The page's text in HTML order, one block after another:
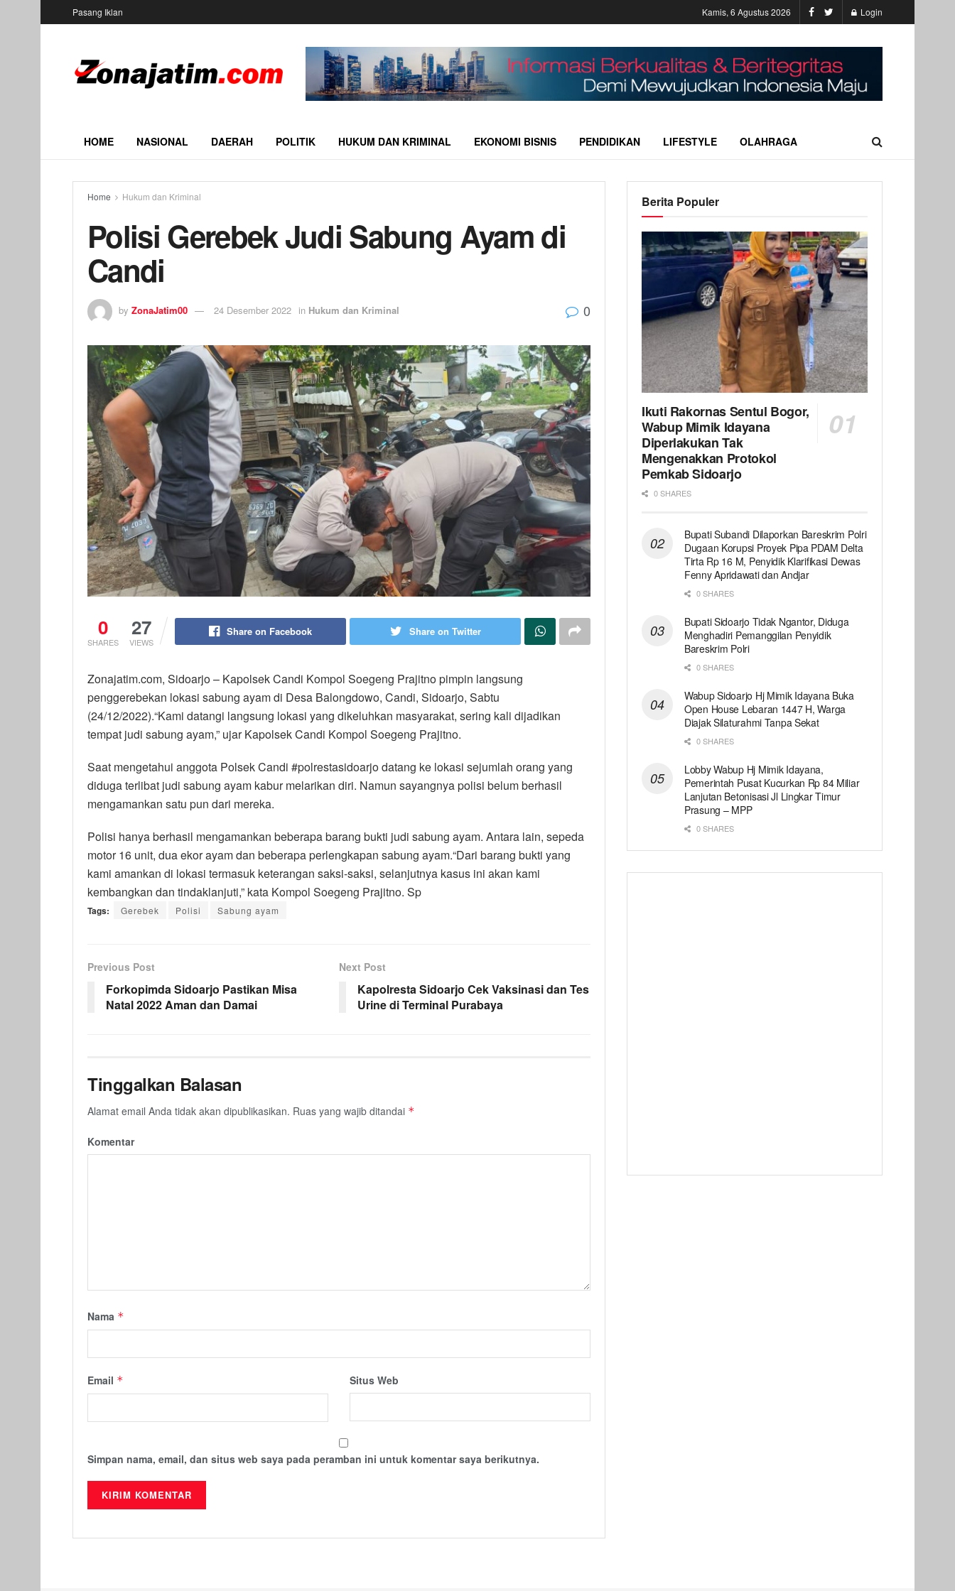
Pasang Iklan Kamis, 6 Agustus 2026 Login
HOME NASIONAL DAERAH POLITIK HUKUM DAN KRIMINAL EKONOMI BISNIS PENDIDIKAN LIFESTYLE OLAHRAGA
Home Hukum dan Kriminal
Polisi Gerebek Judi Sabung Ayam di
Candi
by ZonaJatim00 24 Desember 2022 in Hukum dan Kriminal 0
0
SHARES
27
VIEWS
Share on Facebook Share on Twitter
Zonajatim.com, Sidoarjo – Kapolsek Candi Kompol Soegeng Prajitno pimpin langsung
penggerebekan lokasi sabung ayam di Desa Balongdowo, Candi, Sidoarjo, Sabtu
(24/12/2022).“Kami datangi langsung lokasi yang dikeluhkan masyarakat, sering kali dijadikan
tempat judi sabung ayam,” ujar Kapolsek Candi Kompol Soegeng Prajitno.
Saat mengetahui anggota Polsek Candi #polrestasidoarjo datang ke lokasi sejumlah orang yang
diduga terlibat judi sabung ayam kabur melarikan diri. Namun sayangnya polisi belum berhasil
mengamankan satu pun dari mereka.
Polisi hanya berhasil mengamankan beberapa barang bukti judi sabung ayam. Antara lain, sepeda
motor 16 unit, dua ekor ayam dan beberapa perlengkapan sabung ayam.“Dari barang bukti yang
kami amankan di lokasi termasuk keterangan saksi-saksi, selanjutnya kasus ini akan kami
kembangkan dan tindaklanjuti,” kata Kompol Soegeng Prajitno. Sp
Tags: Gerebek Polisi Sabung ayam
Previous Post
Forkopimda Sidoarjo Pastikan Misa
Natal 2022 Aman dan Damai
Next Post
Kapolresta Sidoarjo Cek Vaksinasi dan Tes
Urine di Terminal Purabaya
Tinggalkan Balasan
Alamat email Anda tidak akan dipublikasikan. Ruas yang wajib ditandai *
Komentar
Nama *
Email * Situs Web
Simpan nama, email, dan situs web saya pada peramban ini untuk komentar saya berikutnya.
Berita Populer
Ikuti Rakornas Sentul Bogor,
Wabup Mimik Idayana
Diperlakukan Tak
Mengenakkan Protokol
Pemkab Sidoarjo
0 SHARES
Bupati Subandi Dilaporkan Bareskrim Polri
Dugaan Korupsi Proyek Pipa PDAM Delta
Tirta Rp 16 M, Penyidik Klarifikasi Dewas
Fenny Apridawati dan Andjar
0 SHARES
Bupati Sidoarjo Tidak Ngantor, Diduga
Menghadiri Pemanggilan Penyidik
Bareskrim Polri
0 SHARES
Wabup Sidoarjo Hj Mimik Idayana Buka
Open House Lebaran 1447 H, Warga
Diajak Silaturahmi Tanpa Sekat
0 SHARES
Lobby Wabup Hj Mimik Idayana,
Pemerintah Pusat Kucurkan Rp 84 Miliar
Lanjutan Betonisasi Jl Lingkar Timur
Prasung – MPP
0 SHARES